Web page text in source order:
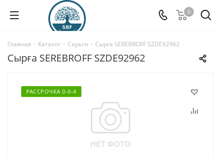
0
Главная - Каталог - Серьги - Сырға SEREBROFF SZDE92962
Сырға SEREBROFF SZDE92962
РАССРОЧКА 0-0-4